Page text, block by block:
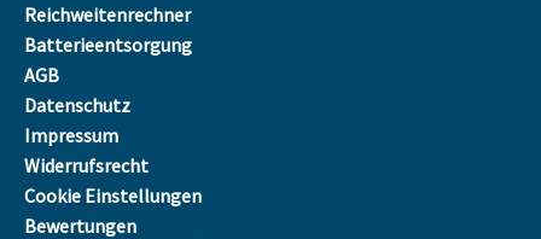
Reichweitenrechner
Batterieentsorgung
AGB
Datenschutz
Impressum
Widerrufsrecht
Cookie Einstellungen
Bewertungen